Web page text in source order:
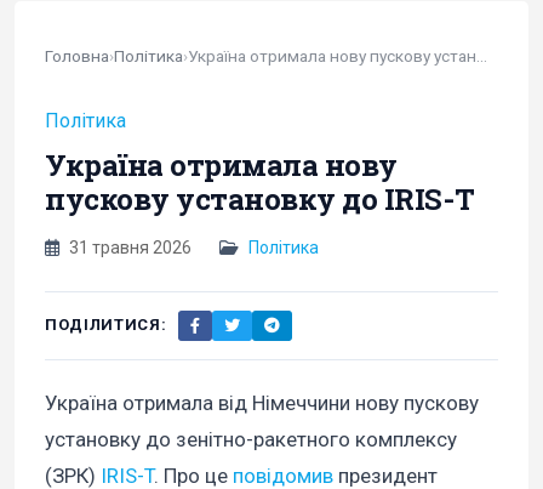
Головна›Політика›
Політика
Україна отримала нову
пускову установку до IRIS-T
31 травня 2026 Політика
ПОДІЛИТИСЯ:
Україна отримала від Німеччини нову пускову
установку до зенітно-ракетного комплексу
(ЗРК) IRIS-T. Про це повідомив президент